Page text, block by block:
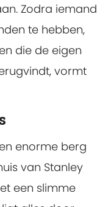
Zodra iemand
te hebben,
die de eigen
vormt
enorme berg
van Stanley
een slimme